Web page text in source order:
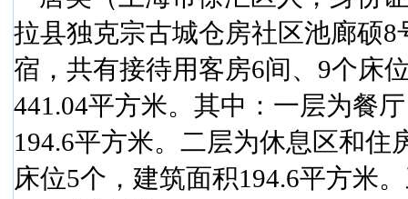
拉县独克宗古城仓房社区池廊硕8
宿，共有接待用客房6间、 9个床
441.04平方米。其中：一层为餐
194.6平方米。二层为休息区和住
床位5个，建筑面积194.6平方米